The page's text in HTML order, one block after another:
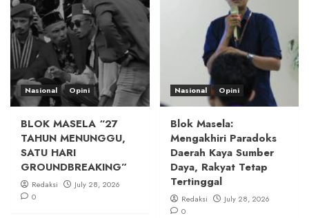
Nasional Opini
BLOK MASELA “27
TAHUN MENUNGGU,
SATU HARI
GROUNDBREAKING”
Redaksi
July 28, 2026
0
Nasional Opini
Blok Masela:
Mengakhiri Paradoks
Daerah Kaya Sumber
Daya, Rakyat Tetap
Tertinggal
Redaksi
July 28, 2026
0